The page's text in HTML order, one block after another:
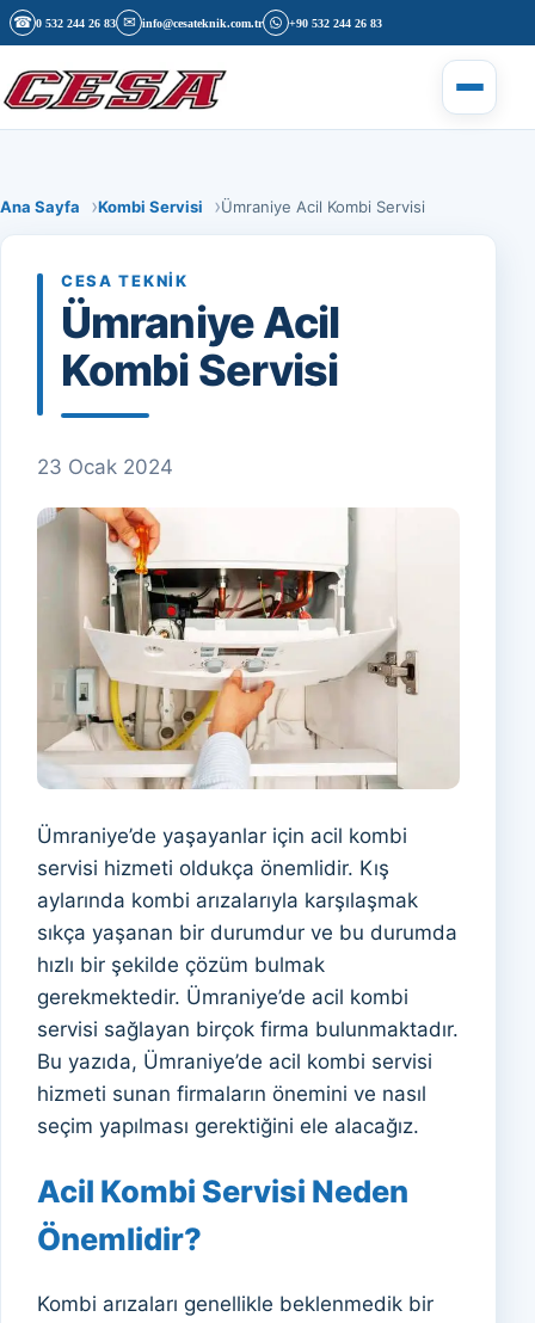
İçeriğe geç
☎ 0 532 244 26 83 ✉ info@cesateknik.com.tr +90 532 244 26 83
Ana Sayfa Kombi Servisi Ümraniye Acil Kombi Servisi
CESA TEKNIK
Ümraniye Acil
Kombi Servisi
23 Ocak 2024
Ümraniye’de yaşayanlar için acil kombi
servisi hizmeti oldukça önemlidir. Kış
aylarında kombi arızalarıyla karşılaşmak
sıkça yaşanan bir durumdur ve bu durumda
hızlı bir şekilde çözüm bulmak
gerekmektedir. Ümraniye’de acil kombi
servisi sağlayan birçok firma bulunmaktadır.
Bu yazıda, Ümraniye’de acil kombi servisi
hizmeti sunan firmaların önemini ve nasıl
seçim yapılması gerektiğini ele alacağız.
Acil Kombi Servisi Neden
Önemlidir?
Kombi arızaları genellikle beklenmedik bir